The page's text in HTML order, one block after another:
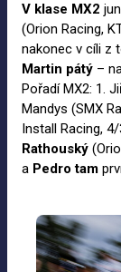
V klase MX2
(Orion Racing,
nakonec v cíli z
Martin pátý –
Pořadí MX2: 1.
Mandys (SMX
Install Racing,
Rathouský
a Pedro tam